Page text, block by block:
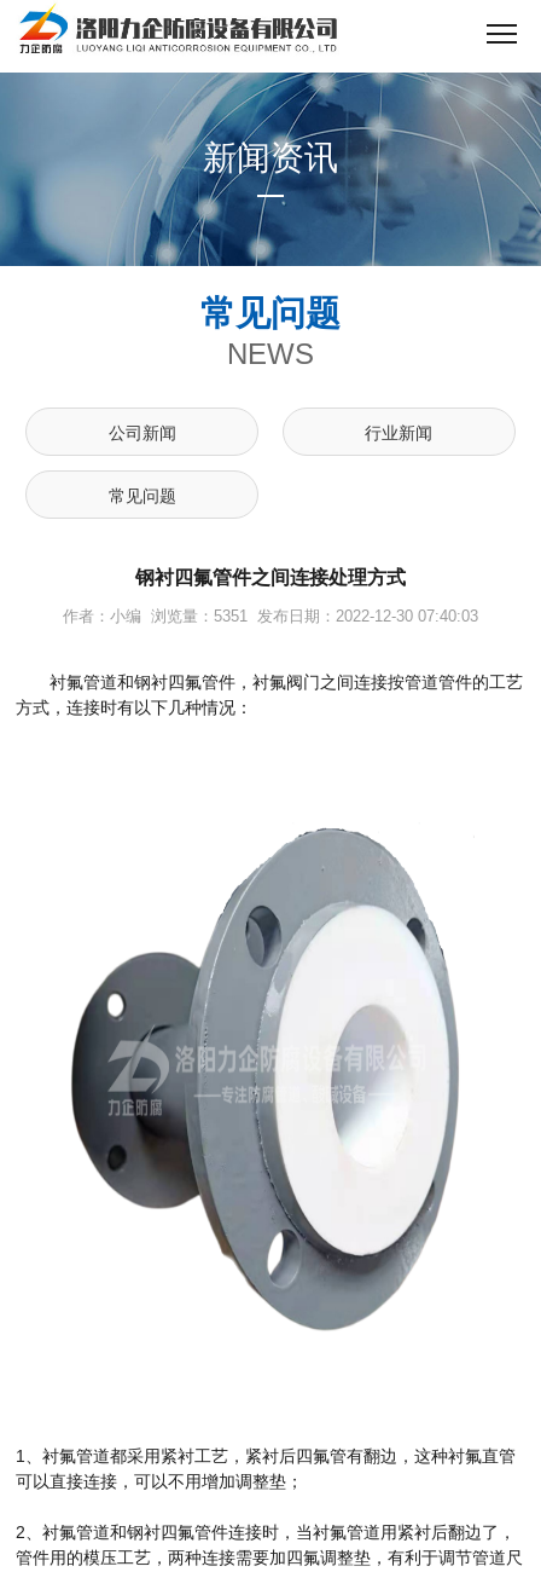
新闻资讯
常见问题
NEWS
公司新闻 行业新闻
常见问题
钢衬四氟管件之间连接处理方式
作者：小编 浏览量：5351 发布日期：2022-12-30 07:40:03
衬氟管道和钢衬四氟管件，衬氟阀门之间连接按管道管件的工艺
方式，连接时有以下几种情况：
1、衬氟管道都采用紧衬工艺，紧衬后四氟管有翻边，这种衬氟直管
可以直接连接，可以不用增加调整垫；
2、衬氟管道和钢衬四氟管件连接时，当衬氟管道用紧衬后翻边了，
管件用的模压工艺，两种连接需要加四氟调整垫，有利于调节管道尺